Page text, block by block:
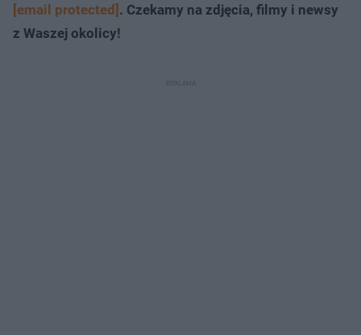
[email protected] . Czekamy na zdjęcia, filmy i newsy
z Waszej okolicy!